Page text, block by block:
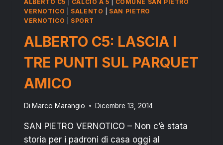
ARRENDE
AL
TARANTO
C5
ALBERTO C5 CALCIO A 5
COMUNE SAN PIETRO
VERNOTICO
SALENTO
SAN PIETRO
VERNOTICO
SPORT
ALBERTO C5: LASCIA I
TRE PUNTI SUL PARQUET
AMICO
Di Marco Marangio Dicembre 13, 2014
SAN PIETRO VERNOTICO – Non c’è stata
storia per i padroni di casa oggi al